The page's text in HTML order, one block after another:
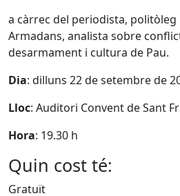
a càrrec del periodista, politòleg
Armadans, analista sobre
desarmament i cultura de Pau.
Dia: dilluns 22 de setembre de
Lloc: Auditori Convent de Sant
Hora: 19.30 h
Quin cost té:
Gratuït